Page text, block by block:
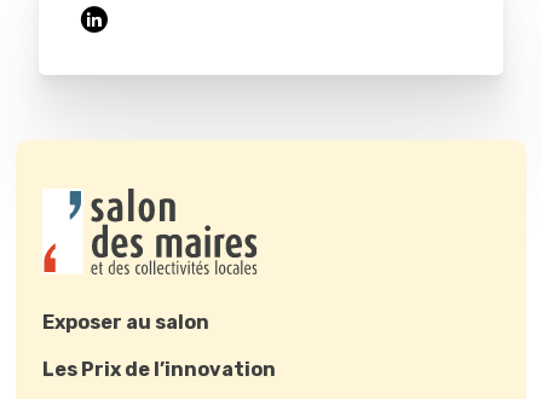
Exposer au salon
Les Prix de l’innovation